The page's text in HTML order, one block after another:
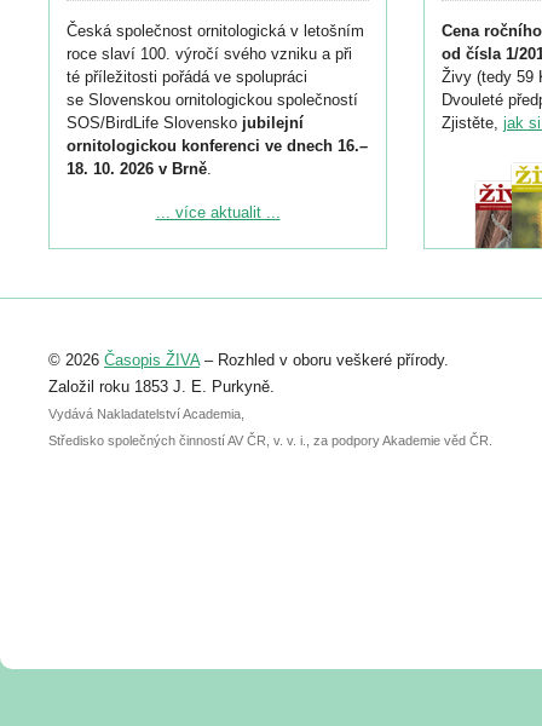
Česká společnost ornitologická v letošním
roce slaví 100. výročí svého vzniku a při
té příležitosti pořádá ve spolupráci
se Slovenskou ornitologickou společností
SOS/BirdLife Slovensko jubilejní
ornitologickou konferenci ve dnech 16.–
18. 10. 2026 v Brně.
Podrobnější informace ke konferenci
Registrovat se můžete do 6. září.
abstraktu přihlášené přednášky nebo
posteru je už 30. června.
... více aktualit ...
Cena
od čísla 1/
Živy (tedy 59
Dvouleté
Zjistěte, jak
© 2026 Časopis ŽIVA– Rozhled v oboru veškeré přírody.
Založil roku 1853 J. E. Purkyně.
Vydává Nakladatelství Academia,
Středisko společných činností AV ČR, v. v. i., za podpory Akademie věd ČR.